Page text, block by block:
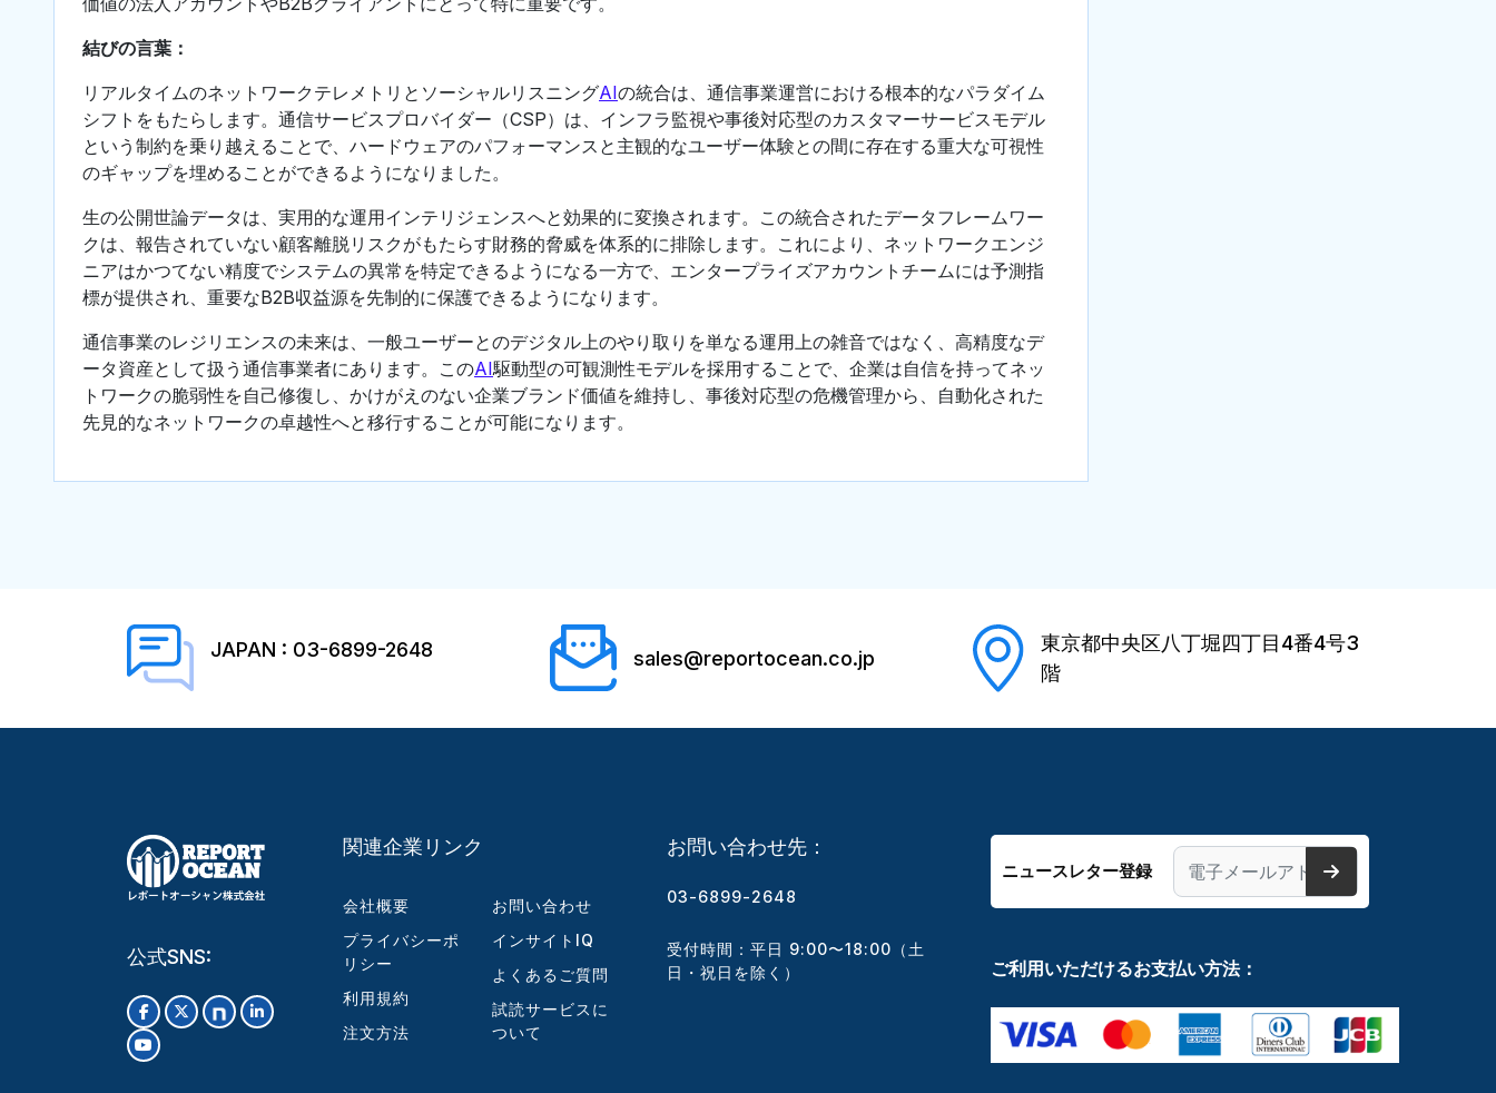
結びの言葉：
リアルタイムのネットワークテレメトリとソーシャルリスニングAIの統合は、通信事業運営における根本的なパラダイム
シフトをもたらします。通信サービスプロバイダー（CSP）は、インフラ監視や事後対応型のカスタマーサービスモデル
という制約を乗り越えることで、ハードウェアのパフォーマンスと主観的なユーザー体験との間に存在する重大な可視性
のギャップを埋めることができるようになりました。
生の公開世論データは、実用的な運用インテリジェンスへと効果的に変換されます。この統合されたデータフレームワー
クは、報告されていない顧客離脱リスクがもたらす財務的脅威を体系的に排除します。これにより、ネットワークエンジ
ニアはかつてない精度でシステムの異常を特定できるようになる一方で、エンタープライズアカウントチームには予測指
標が提供され、重要なB2B収益源を先制的に保護できるようになります。
通信事業のレジリエンスの未来は、一般ユーザーとのデジタル上のやり取りを単なる運用上の雑音ではなく、高精度なデ
ータ資産として扱う通信事業者にあります。このAI駆動型の可観測性モデルを採用することで、企業は自信を持ってネッ
トワークの脆弱性を自己修復し、かけがえのない企業ブランド価値を維持し、事後対応型の危機管理から、自動化された
先見的なネットワークの卓越性へと移行することが可能になります。
JAPAN : 03-6899-2648 sales@reportocean.co.jp
東京都中央区八丁堀四丁目4番4号3
階
公式SNS:
関連企業リンク
会社概要
プライバシーポ
リシー
利用規約
注文方法
お問い合わせ
インサイトIQ
よくあるご質問
試読サービスに
ついて
お問い合わせ先：
03-6899-2648
受付時間：平日 9:00〜18:00（土
日・祝日を除く）
ニュースレター登録
ご利用いただけるお支払い方法：